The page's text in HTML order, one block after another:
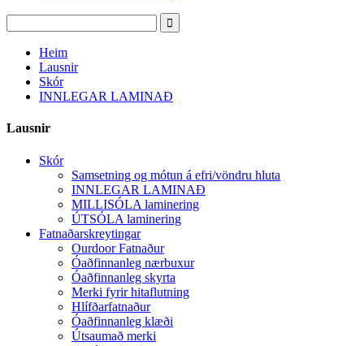
Heim
Lausnir
Skór
INNLEGAR LAMINAÐ
Lausnir
Skór
Samsetning og mótun á efri/vöndru hluta
INNLEGAR LAMINAÐ
MILLISÓLA laminering
ÚTSÓLA laminering
Fatnaðarskreytingar
Ourdoor Fatnaður
Óaðfinnanleg nærbuxur
Óaðfinnanleg skyrta
Merki fyrir hitaflutning
Hlífðarfatnaður
Óaðfinnanleg klæði
Útsaumað merki